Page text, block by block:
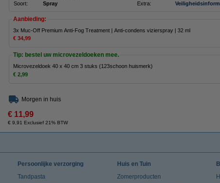
Soort:
Spray Extra:
Aanbieding:
3x Muc-Off Premium Anti-Fog Treatment | Anti-condens vizierspray | 32 ml
€ 34,99
Tip: bestel uw microvezeldoeken mee.
Microvezeldoek 40 x 40 cm 3 stuks (123schoon huismerk)
€ 2,99
Morgen in huis
€ 11,99
€ 9,91 Exclusief 21% BTW
Persoonlijke verzorging
Tandpasta
Huis en Tuin
Zomerproducten